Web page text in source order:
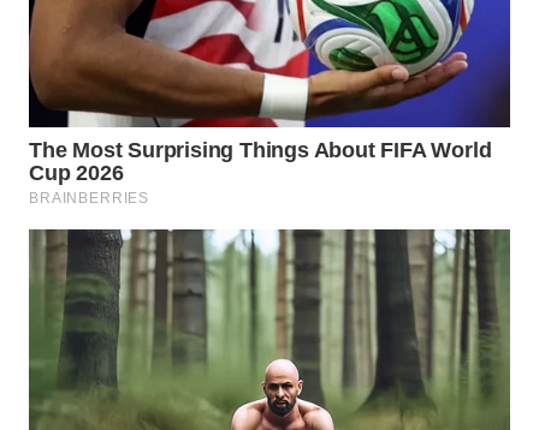
LABUHANBATU
WN
TAPANULI
TENGAH
WN DELI
WN
TEBING
TINGGI
WN
PAKPAK